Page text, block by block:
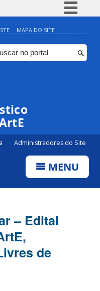
Simplifique!
Comunica BR
Participe
Canais
MAPA DO SITE
Administradores do Site
MENU
– Edital
de